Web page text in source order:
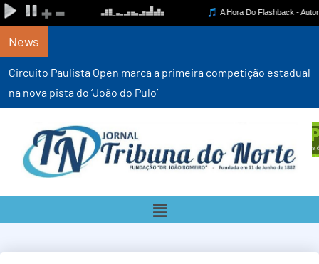
News
Circuito Paulista Open marca a primeira competição estadual
na nova pista do ‘João do Pulo’